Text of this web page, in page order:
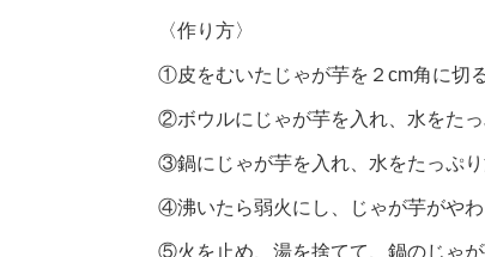
〈作り方〉
①皮をむいたじゃが芋を２cm角に切る
②ボウルにじゃが芋を入れ、水をた
③鍋にじゃが芋を入れ、水をたっぷり
④沸いたら弱火にし、じゃが芋がやわ
⑤火を止め、湯を捨てて、鍋のじゃ